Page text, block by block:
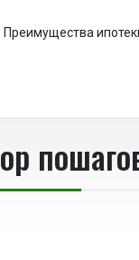
Преимущества